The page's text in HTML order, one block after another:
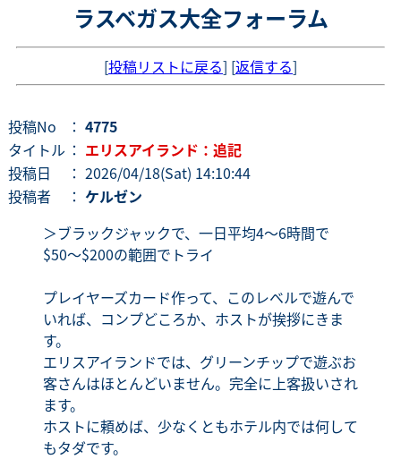
ラスベガス大全フォーラム
[投稿リストに戻る] [返信する]
投稿No ： 4775
タイトル ： エリスアイランド：追記
投稿日
： 2026/04/18(Sat) 14:10:44
投稿者
： ケルゼン
＞ブラックジャックで、一日平均4〜6時間で
$50〜$200の範囲でトライ
プレイヤーズカード作って、このレベルで遊んで
いれば、コンプどころか、ホストが挨拶にきま
す。
エリスアイランドでは、グリーンチップで遊ぶお
客さんはほとんどいません。完全に上客扱いされ
ます。
ホストに頼めば、少なくともホテル内では何して
もタダです。